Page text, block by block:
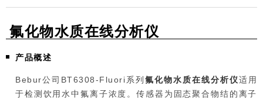
氟化物水质在线分析仪
产品概述
Bebur公司BT6308-Fluori系列 氟化物水质在线分析仪适用
于检测饮用水中氟离子浓度。传感器为固态聚合物结的离子